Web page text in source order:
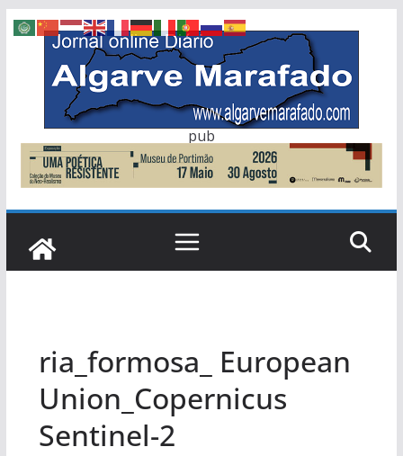
Skip
content
pub
ria_formosa_ European
Union_Copernicus
Sentinel-2